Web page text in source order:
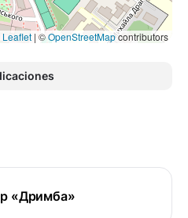
Leaflet | ©OpenStreetMapcontributors
«Дримба»